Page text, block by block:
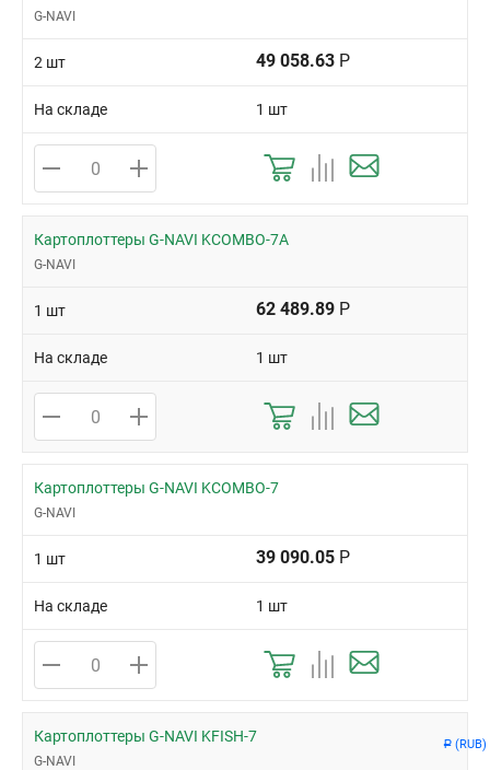
Р (RUB)
G-NAVI
2 шт 49 058.63 Р
На складе 1 шт
Картоплоттеры G-NAVI KCOMBO-7A
G-NAVI
1 шт 62 489.89 Р
На складе 1 шт
Картоплоттеры G-NAVI KCOMBO-7
G-NAVI
1 шт 39 090.05 Р
На складе 1 шт
Картоплоттеры G-NAVI KFISH-7
G-NAVI